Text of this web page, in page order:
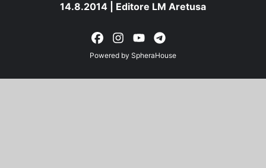
14.8.2014 | Editore LM Aretusa
Powered by SpheraHouse